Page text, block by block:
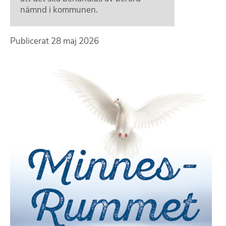
nämnd i kommunen.
Publicerat 28 maj 2026